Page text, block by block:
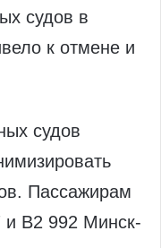
судов в
к отмене и
судов
Пассажирам
и В2 992 Минск-